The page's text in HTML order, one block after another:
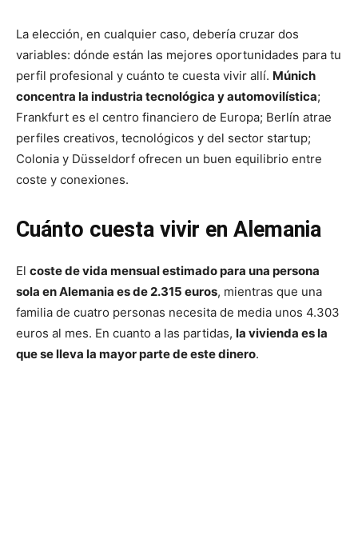
La elección, en cualquier caso, debería cruzar dos
variables: dónde están las mejores oportunidades para tu
perfil profesional y cuánto te cuesta vivir allí. Múnich
concentra la industria tecnológica y automovilística;
Frankfurt es el centro financiero de Europa; Berlín atrae
perfiles creativos, tecnológicos y del sector startup;
Colonia y Düsseldorf ofrecen un buen equilibrio entre
coste y conexiones.
Cuánto cuesta vivir en Alemania
El coste de vida mensual estimado para una persona
sola en Alemania es de 2.315 euros, mientras que una
familia de cuatro personas necesita de media unos 4.303
euros al mes. En cuanto a las partidas, la vivienda es la
que se lleva la mayor parte de este dinero.